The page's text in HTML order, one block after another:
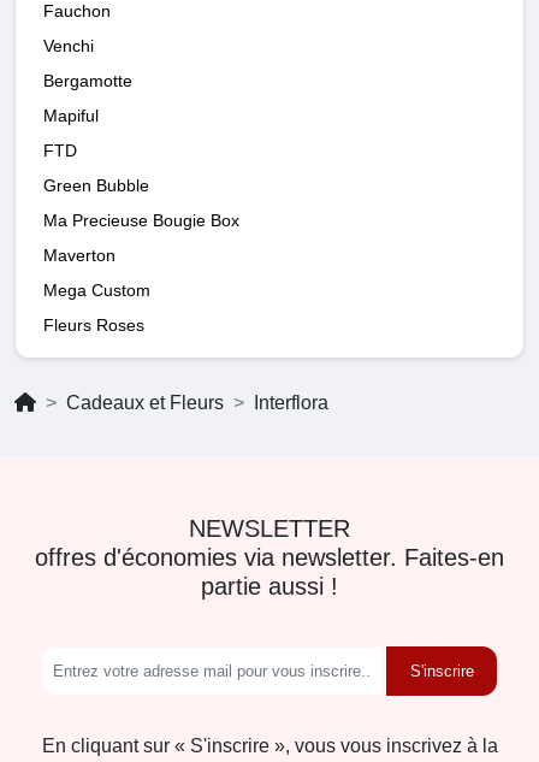
Fauchon
Venchi
Bergamotte
Mapiful
FTD
Green Bubble
Ma Precieuse Bougie Box
Maverton
Mega Custom
Fleurs Roses
Cadeaux et Fleurs Interflora
NEWSLETTER
offres d'économies via newsletter. Faites-en
partie aussi !
S'inscrire
En cliquant sur « S'inscrire », vous vous inscrivez à la